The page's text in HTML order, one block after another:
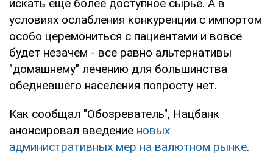
искать еще более доступное сырье. А в
условиях ослабления конкуренции с импортом
особо церемониться с пациентами и вовсе
будет незачем - все равно альтернативы
"домашнему" лечению для большинства
обедневшего населения попросту нет.
Как сообщал "Обозреватель", Нацбанк
анонсировал введение новых
административных мер на валютном рынке.